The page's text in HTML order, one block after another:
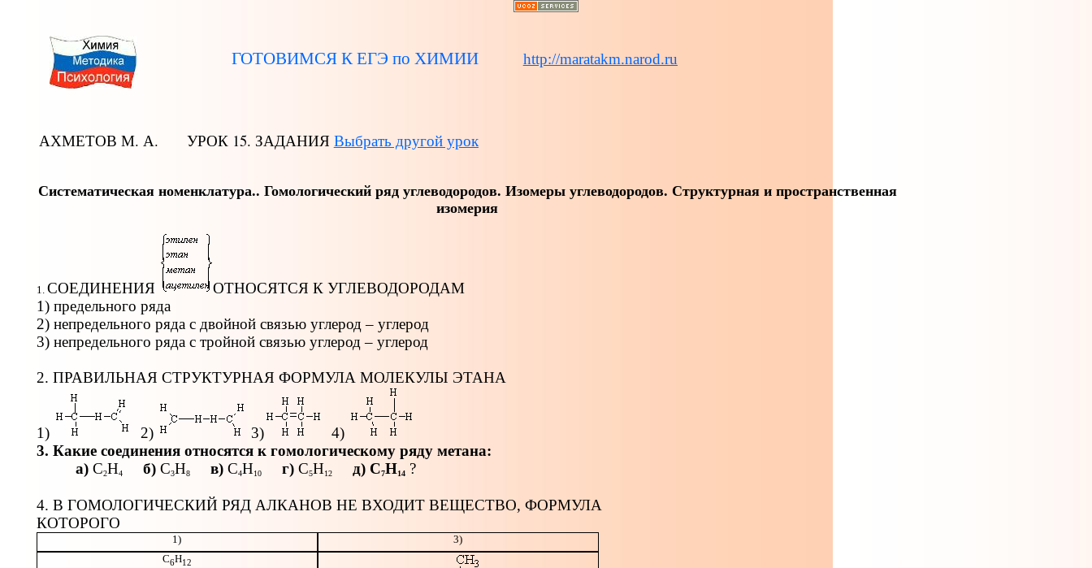
АХМЕТОВ М. А. УРОК 15. ЗАДАНИЯ Выбрать другой урок
Систематическая номенклатура.. Гомологический ряд углеводородов. Изомеры углеводородов. Структурная и пространственная
изомерия
1. СОЕДИНЕНИЯ
ОТНОСЯТСЯ К УГЛЕВОДОРОДАМ
1) предельного ряда
2) непредельного ряда с двойной связью углерод – углерод
3) непредельного ряда с тройной связью углерод – углерод
2. ПРАВИЛЬНАЯ СТРУКТУРНАЯ ФОРМУЛА МОЛЕКУЛЫ ЭТАНА
1) 2) 3)
4)
3. Какие соединения относятся к гомологическому ряду метана:
а)С2Н4 б)С3Н8 в)С4Н10 г)С5Н12 д) С7Н14?
4. В ГОМОЛОГИЧЕСКИЙ РЯД АЛКАНОВ НЕ ВХОДИТ ВЕЩЕСТВО, ФОРМУЛА
КОТОРОГО
1)
3)
С6Н12
ГОТОВИМСЯ К ЕГЭ по ХИМИИ http://maratakm.narod.ru